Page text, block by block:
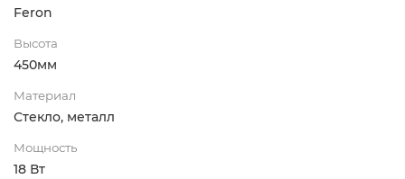
Feron
Высота
450мм
Материал
Стекло, металл
Мощность
18 Вт